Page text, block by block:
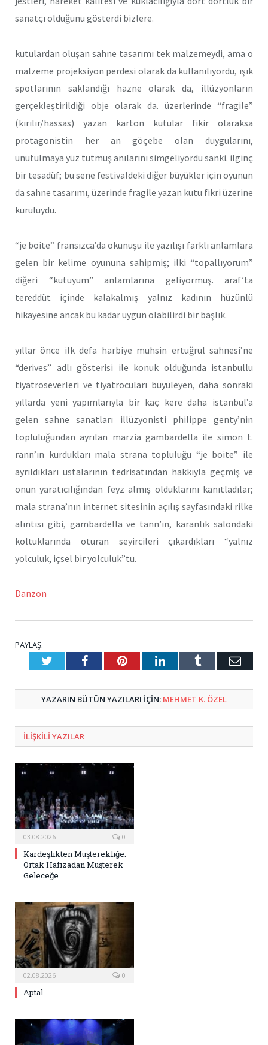
sanatçı olduğunu gösterdi bizlere.
kutulardan oluşan sahne tasarımı tek malzemeydi, ama o
malzeme projeksiyon perdesi olarak da kullanılıyordu, ışık
spotlarının saklandığı hazne olarak da, illüzyonların
gerçekleştirildiği obje olarak da. üzerlerinde “fragile”
(kırılır/hassas) yazan karton kutular fikir olaraksa
protagonistin her an göçebe olan duygularını,
unutulmaya yüz tutmuş anılarını simgeliyordu sanki. ilginç
bir tesadüf; bu sene festivaldeki diğer büyükler için oyunun
da sahne tasarımı, üzerinde fragile yazan kutu fikri üzerine
kuruluydu.
“je boite” fransızca’da okunuşu ile yazılışı farklı anlamlara
gelen bir kelime oyununa sahipmiş; ilki “topallıyorum”
diğeri “kutuyum” anlamlarına geliyormuş. araf’ta
tereddüt içinde kalakalmış yalnız kadının hüzünlü
hikayesine ancak bu kadar uygun olabilirdi bir başlık.
yıllar önce ilk defa harbiye muhsin ertuğrul sahnesi’ne
“derives” adlı gösterisi ile konuk olduğunda istanbullu
tiyatroseverleri ve tiyatrocuları büyüleyen, daha sonraki
yıllarda yeni yapımlarıyla bir kaç kere daha istanbul’a
gelen sahne sanatları illüzyonisti philippe genty’nin
topluluğundan ayrılan marzia gambardella ile simon t.
rann’ın kurdukları mala strana topluluğu “je boite” ile
ayrıldıkları ustalarının tedrisatından hakkıyla geçmiş ve
onun yaratıcılığından feyz almış olduklarını kanıtladılar;
mala strana’nın internet sitesinin açılış sayfasındaki rilke
alıntısı gibi, gambardella ve tann’ın, karanlık salondaki
koltuklarında oturan seyircileri çıkardıkları “yalnız
yolculuk, içsel bir yolculuk”tu.
Danzon
PAYLAŞ.
TwitterFacebookPinterestLinkedInTumblr E-
YAZARIN BÜTÜN YAZILARI IÇIN: MEHMET K. ÖZEL
ILIŞKILI YAZILAR
03.08.2026 0
Kardeşlikten Müşterekliğe:
Ortak Hafızadan Müşterek
Geleceğe
02.08.2026 0
Aptal